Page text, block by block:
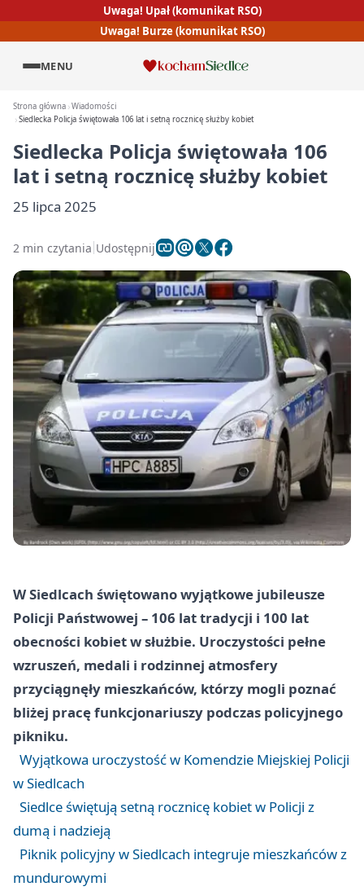
Uwaga! Upał (komunikat RSO)
Uwaga! Burze (komunikat RSO)
MENU
Strona główna Wiadomości
Siedlecka Policja świętowała 106 lat i setną rocznicę służby kobiet
Siedlecka Policja świętowała 106
lat i setną rocznicę służby kobiet
25 lipca 2025
2 min czytania Udostępnij
W Siedlcach świętowano wyjątkowe jubileusze
Policji Państwowej – 106 lat tradycji i 100 lat
obecności kobiet w służbie. Uroczystości pełne
wzruszeń, medali i rodzinnej atmosfery
przyciągnęły mieszkańców, którzy mogli poznać
bliżej pracę funkcjonariuszy podczas policyjnego
pikniku.
Wyjątkowa uroczystość w Komendzie Miejskiej Policji
w Siedlcach
Siedlce świętują setną rocznicę kobiet w Policji z
dumą i nadzieją
Piknik policyjny w Siedlcach integruje mieszkańców z
mundurowymi